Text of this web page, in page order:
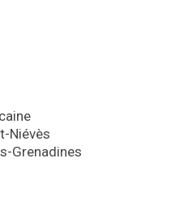
Niévès
Grenadines